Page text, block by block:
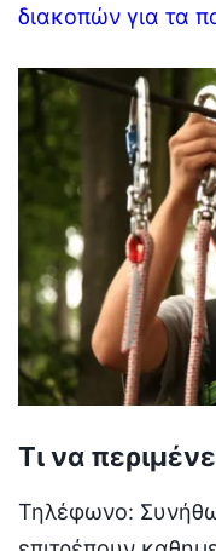
διακοπών για τα
Τι να
Τηλέφωνο: